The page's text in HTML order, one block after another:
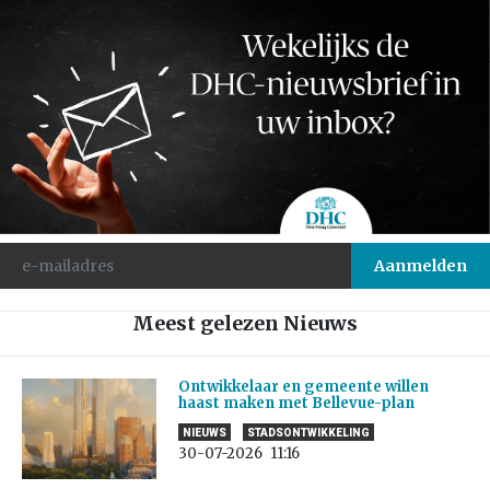
Meest gelezen Nieuws
Ontwikkelaar en gemeente willen
haast maken met Bellevue-plan
NIEUWS STADSONTWIKKELING
30-07-2026 11:16